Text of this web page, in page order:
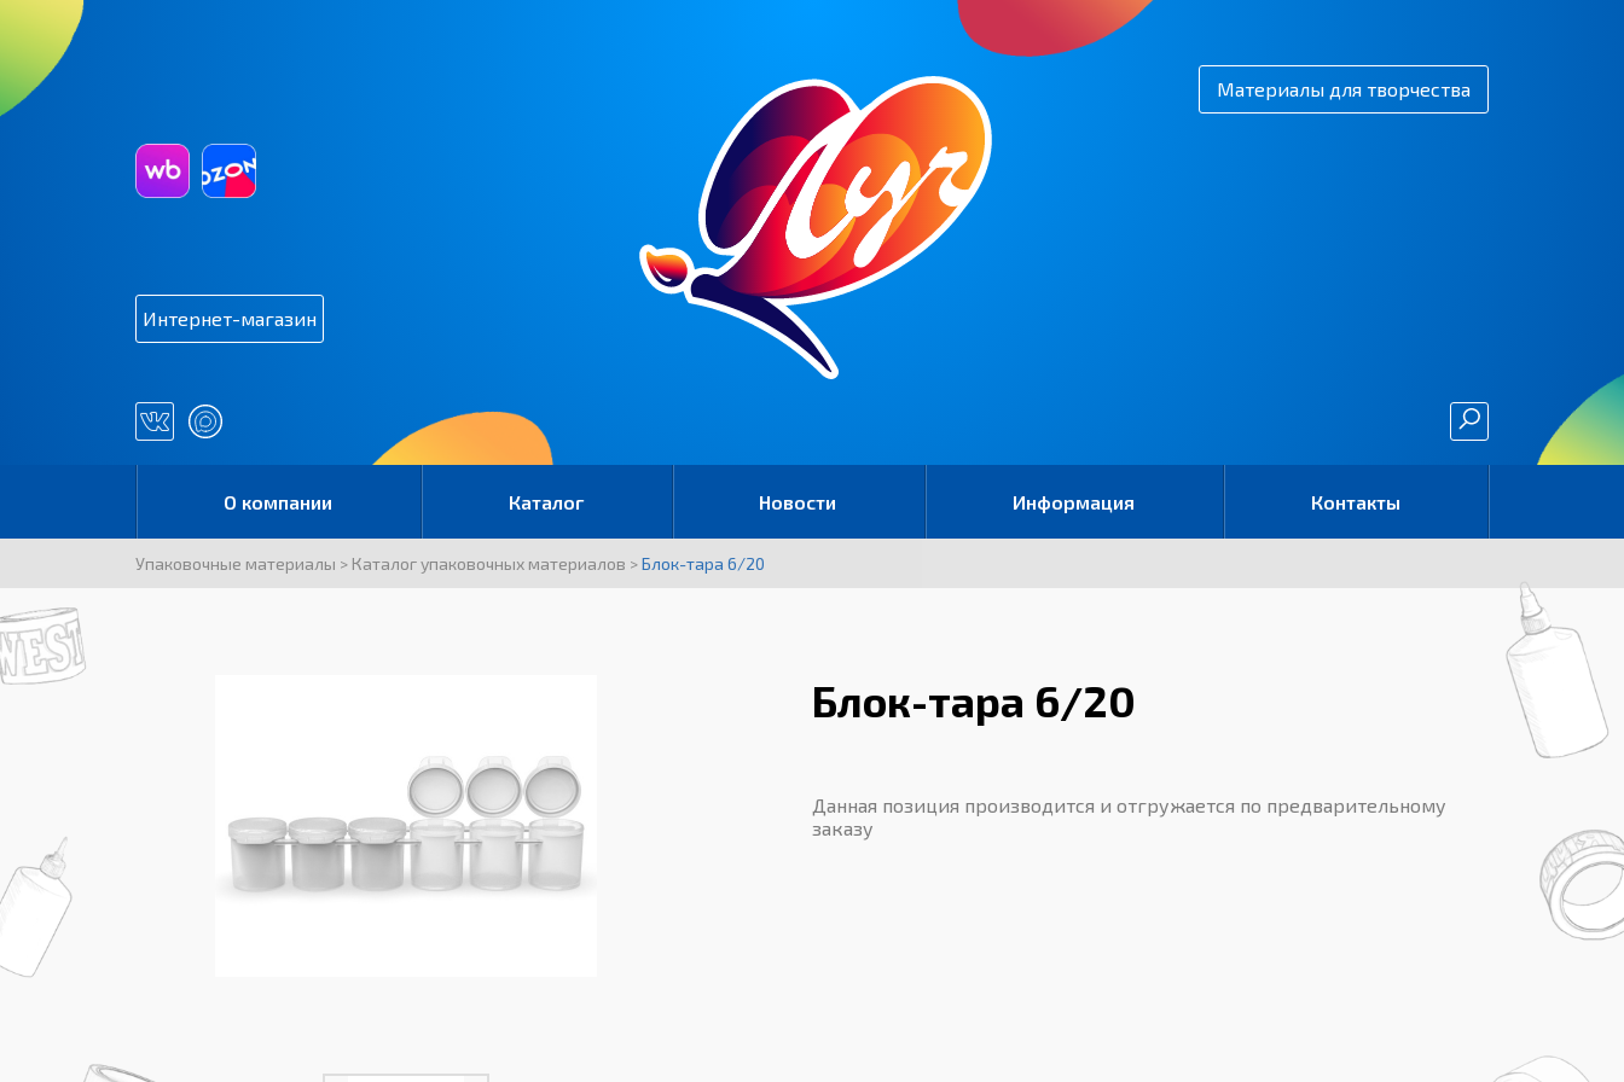
Интернет-магазин
Материалы для творчества
О компании Каталог Новости Информация Контакты
Упаковочные материалы > Каталог упаковочных материалов >Блок-тара 6/20
Блок-тара 6/20
Данная позиция производится и отгружается по предварительному
заказу